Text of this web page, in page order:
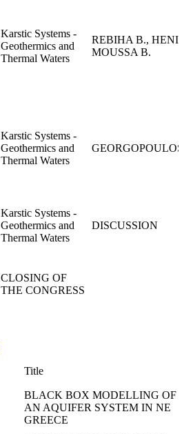
Karstic Systems -
Geothermics and
Thermal Waters
REBIHA B.,
MOUSSA B.
Karstic Systems -
Geothermics and
Thermal Waters
Karstic Systems -
Geothermics and
Thermal Waters
DISCUSSION
CLOSING OF
THE CONGRESS
Title
BLACK BOX MODELLING OF
AN AQUIFER SYSTEM IN NE
GREECE